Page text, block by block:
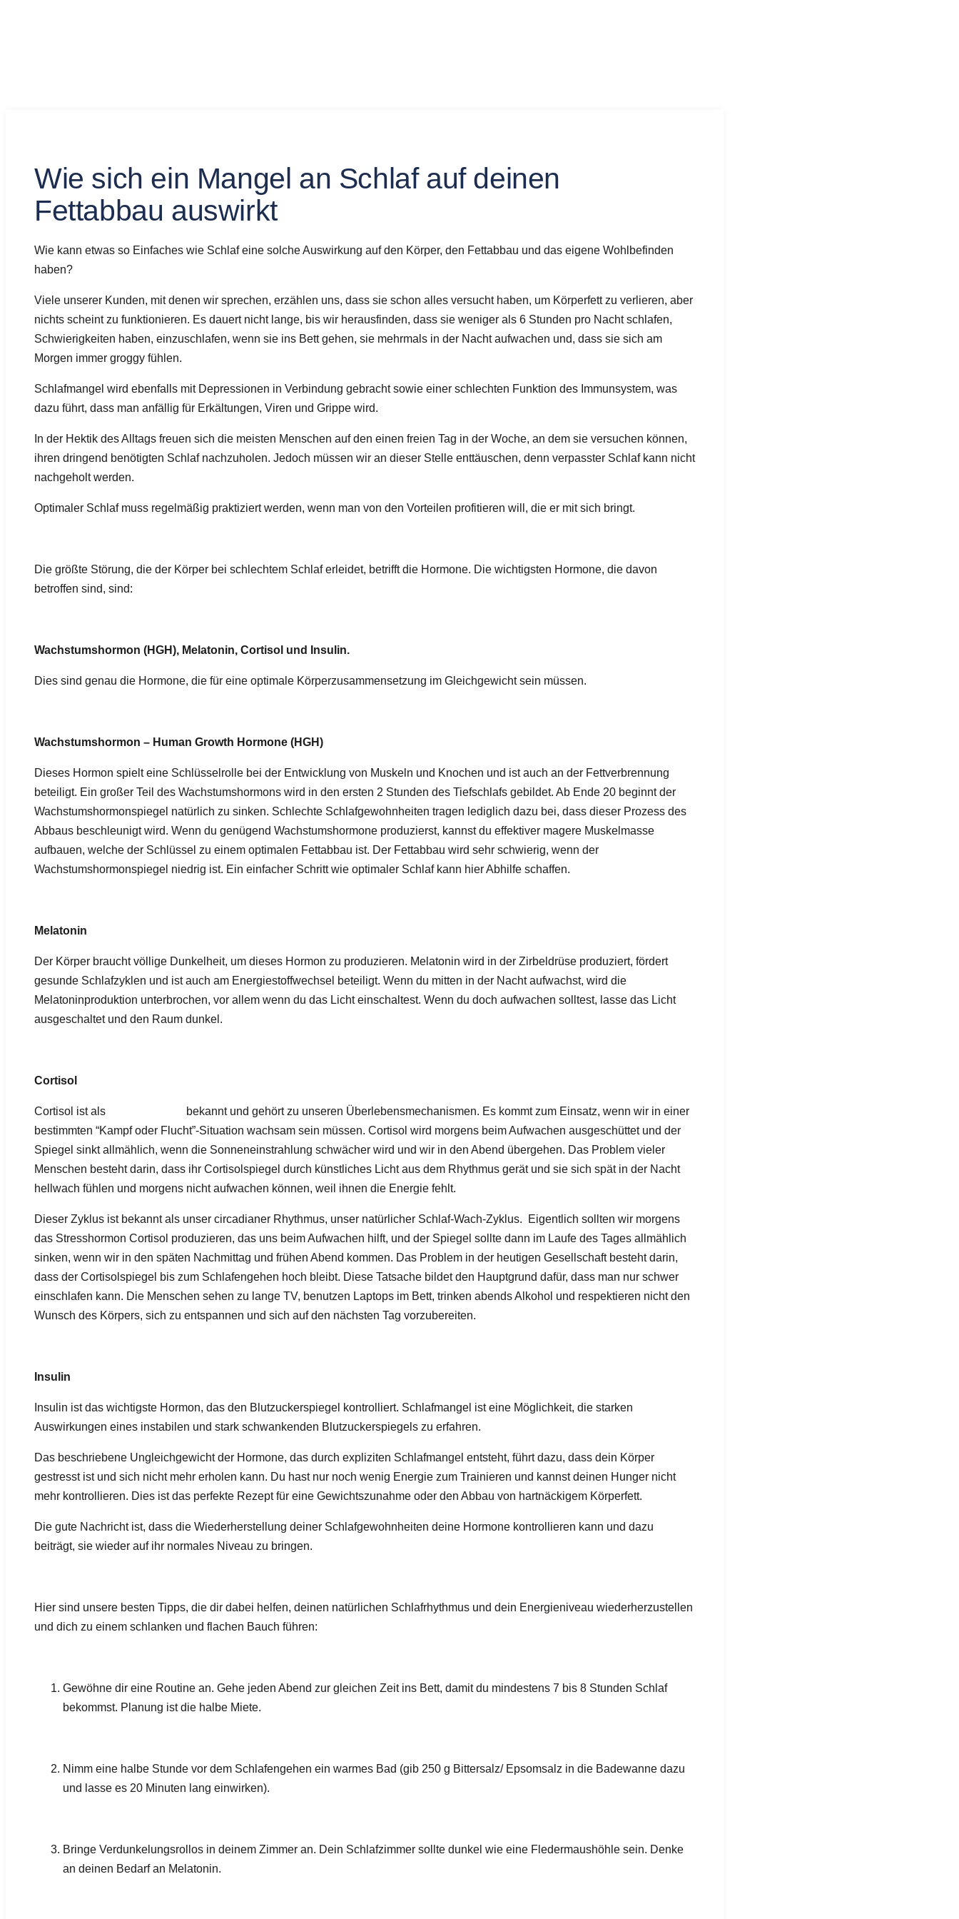
Wie sich ein Mangel an Schlaf auf deinen
Fettabbau auswirkt
Wie kann etwas so Einfaches wie Schlaf eine solche Auswirkung auf den Körper, den Fettabbau und das eigene Wohlbefinden
haben?
Viele unserer Kunden, mit denen wir sprechen, erzählen uns, dass sie schon alles versucht haben, um Körperfett zu verlieren, aber
nichts scheint zu funktionieren. Es dauert nicht lange, bis wir herausfinden, dass sie weniger als 6 Stunden pro Nacht schlafen,
Schwierigkeiten haben, einzuschlafen, wenn sie ins Bett gehen, sie mehrmals in der Nacht aufwachen und, dass sie sich am
Morgen immer groggy fühlen.
Schlafmangel wird ebenfalls mit Depressionen in Verbindung gebracht sowie einer schlechten Funktion des Immunsystem, was
dazu führt, dass man anfällig für Erkältungen, Viren und Grippe wird.
In der Hektik des Alltags freuen sich die meisten Menschen auf den einen freien Tag in der Woche, an dem sie versuchen können,
ihren dringend benötigten Schlaf nachzuholen. Jedoch müssen wir an dieser Stelle enttäuschen, denn verpasster Schlaf kann nicht
nachgeholt werden.
Optimaler Schlaf muss regelmäßig praktiziert werden, wenn man von den Vorteilen profitieren will, die er mit sich bringt.
Die größte Störung, die der Körper bei schlechtem Schlaf erleidet, betrifft die Hormone. Die wichtigsten Hormone, die davon
betroffen sind, sind:
Wachstumshormon (HGH), Melatonin, Cortisol und Insulin.
Dies sind genau die Hormone, die für eine optimale Körperzusammensetzung im Gleichgewicht sein müssen.
Wachstumshormon – Human Growth Hormone (HGH)
Dieses Hormon spielt eine Schlüsselrolle bei der Entwicklung von Muskeln und Knochen und ist auch an der Fettverbrennung
beteiligt. Ein großer Teil des Wachstumshormons wird in den ersten 2 Stunden des Tiefschlafs gebildet. Ab Ende 20 beginnt der
Wachstumshormonspiegel natürlich zu sinken. Schlechte Schlafgewohnheiten tragen lediglich dazu bei, dass dieser Prozess des
Abbaus beschleunigt wird. Wenn du genügend Wachstumshormone produzierst, kannst du effektiver magere Muskelmasse
aufbauen, welche der Schlüssel zu einem optimalen Fettabbau ist. Der Fettabbau wird sehr schwierig, wenn der
Wachstumshormonspiegel niedrig ist. Ein einfacher Schritt wie optimaler Schlaf kann hier Abhilfe schaffen.
Melatonin
Der Körper braucht völlige Dunkelheit, um dieses Hormon zu produzieren. Melatonin wird in der Zirbeldrüse produziert, fördert
gesunde Schlafzyklen und ist auch am Energiestoffwechsel beteiligt. Wenn du mitten in der Nacht aufwachst, wird die
Melatoninproduktion unterbrochen, vor allem wenn du das Licht einschaltest. Wenn du doch aufwachen solltest, lasse das Licht
ausgeschaltet und den Raum dunkel.
Cortisol
Cortisol ist als
bekannt und gehört zu unseren Überlebensmechanismen. Es kommt zum Einsatz, wenn wir in einer
bestimmten “Kampf oder Flucht”-Situation wachsam sein müssen. Cortisol wird morgens beim Aufwachen ausgeschüttet und der
Spiegel sinkt allmählich, wenn die Sonneneinstrahlung schwächer wird und wir in den Abend übergehen. Das Problem vieler
Menschen besteht darin, dass ihr Cortisolspiegel durch künstliches Licht aus dem Rhythmus gerät und sie sich spät in der Nacht
hellwach fühlen und morgens nicht aufwachen können, weil ihnen die Energie fehlt.
Dieser Zyklus ist bekannt als unser circadianer Rhythmus, unser natürlicher Schlaf-Wach-Zyklus. Eigentlich sollten wir morgens
das Stresshormon Cortisol produzieren, das uns beim Aufwachen hilft, und der Spiegel sollte dann im Laufe des Tages allmählich
sinken, wenn wir in den späten Nachmittag und frühen Abend kommen. Das Problem in der heutigen Gesellschaft besteht darin,
dass der Cortisolspiegel bis zum Schlafengehen hoch bleibt. Diese Tatsache bildet den Hauptgrund dafür, dass man nur schwer
einschlafen kann. Die Menschen sehen zu lange TV, benutzen Laptops im Bett, trinken abends Alkohol und respektieren nicht den
Wunsch des Körpers, sich zu entspannen und sich auf den nächsten Tag vorzubereiten.
Insulin
Insulin ist das wichtigste Hormon, das den Blutzuckerspiegel kontrolliert. Schlafmangel ist eine Möglichkeit, die starken
Auswirkungen eines instabilen und stark schwankenden Blutzuckerspiegels zu erfahren.
Das beschriebene Ungleichgewicht der Hormone, das durch expliziten Schlafmangel entsteht, führt dazu, dass dein Körper
gestresst ist und sich nicht mehr erholen kann. Du hast nur noch wenig Energie zum Trainieren und kannst deinen Hunger nicht
mehr kontrollieren. Dies ist das perfekte Rezept für eine Gewichtszunahme oder den Abbau von hartnäckigem Körperfett.
Die gute Nachricht ist, dass die Wiederherstellung deiner Schlafgewohnheiten deine Hormone kontrollieren kann und dazu
beiträgt, sie wieder auf ihr normales Niveau zu bringen.
Hier sind unsere besten Tipps, die dir dabei helfen, deinen natürlichen Schlafrhythmus und dein Energieniveau wiederherzustellen
und dich zu einem schlanken und flachen Bauch führen:
Gewöhne dir eine Routine an. Gehe jeden Abend zur gleichen Zeit ins Bett, damit du mindestens 7 bis 8 Stunden Schlaf
bekommst. Planung ist die halbe Miete.
Nimm eine halbe Stunde vor dem Schlafengehen ein warmes Bad (gib 250 g Bittersalz/ Epsomsalz in die Badewanne dazu
und lasse es 20 Minuten lang einwirken).
Bringe Verdunkelungsrollos in deinem Zimmer an. Dein Schlafzimmer sollte dunkel wie eine Fledermaushöhle sein. Denke
an deinen Bedarf an Melatonin.